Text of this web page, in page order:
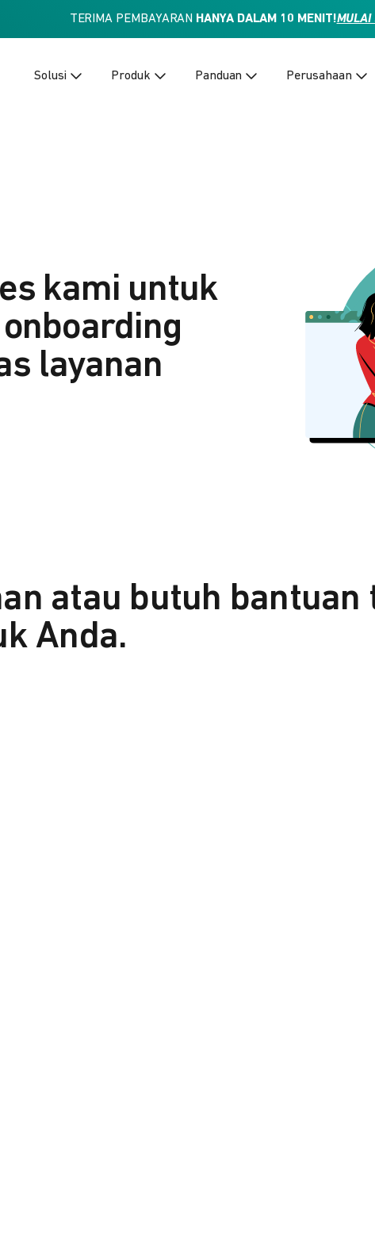
TERIMA PEMBAYARAN HANYA DALAM 10 MENIT!MULAI
Solusi Produk Panduan Perusahaan
kami untuk
layanan
atau butuh bantuan
Anda.